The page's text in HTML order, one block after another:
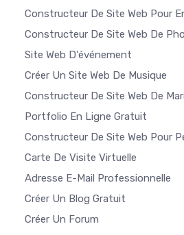
Constructeur De Site Web Pour
Constructeur De Site Web De
Site Web D'événement
Créer Un Site Web De Musique
Constructeur De Site Web De
Portfolio En Ligne Gratuit
Constructeur De Site Web Pour
Carte De Visite Virtuelle
Adresse E-Mail Professionnelle
Créer Un Blog Gratuit
Créer Un Forum